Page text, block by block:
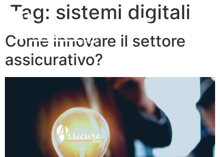
Tag: sistemi digitali
Come innovare il settore
assicurativo?